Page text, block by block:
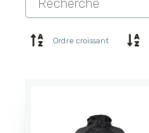
SOFTSHELL
CHEMISES
Ordre croissant